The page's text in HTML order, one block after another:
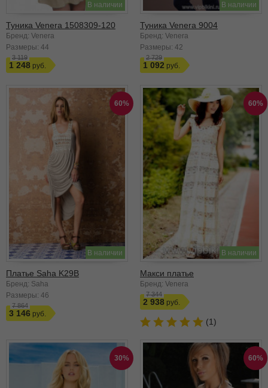
В наличии
Туника Venera 1508309-120
Бренд: Venera
Размеры: 44
3 119
1 248
В наличии
Туника Venera 9004
Бренд: Venera
Размеры: 42
2 729
1 092
60%
В наличии
Платье Saha K29B
Бренд: Saha
Размеры: 46
7 864
3 146
60%
В наличии
Макси платье
Бренд: Venera
7 344
2 938
(1)
30% 60%